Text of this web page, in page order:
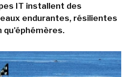
IT installent des
endurantes, résilientes
qu'éphémères.